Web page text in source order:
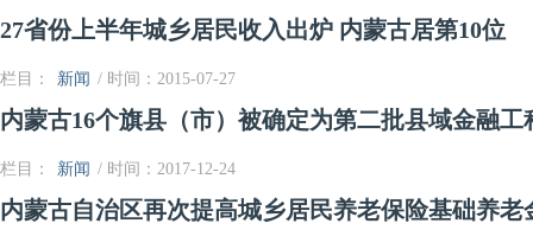
27省份上半年城乡居民收入出炉 内蒙古居第10位
栏目： 新闻 / 时间：2015-07-27
内蒙古16个旗县（市）被确定为第二批县域金融工
栏目： 新闻 / 时间：2017-12-24
内蒙古自治区再次提高城乡居民养老保险基础养老